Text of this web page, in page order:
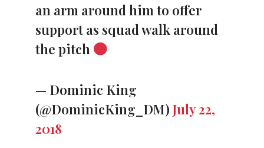
an arm around him to offer
support as squad walk around
the pitch
— Dominic King
(@DominicKing_DM) July 22,
2018